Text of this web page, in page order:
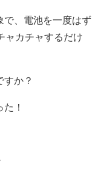
で、電池を一度はず
ャカチャするだけ
すか？
！